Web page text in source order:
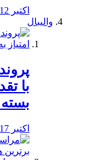
اکتبر 12, 2019
والیبال
با
اکتبر 17, 2019